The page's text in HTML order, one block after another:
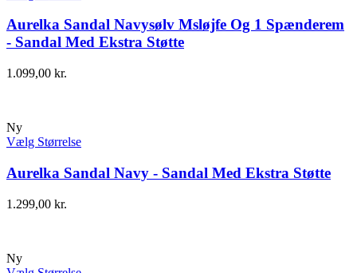
Aurelka Sandal Navysølv Msløjfe Og 1 Spænderem
- Sandal Med Ekstra Støtte
1.099,00 kr.
Ny
Vælg Størrelse
Aurelka Sandal Navy - Sandal Med Ekstra Støtte
1.299,00 kr.
Ny